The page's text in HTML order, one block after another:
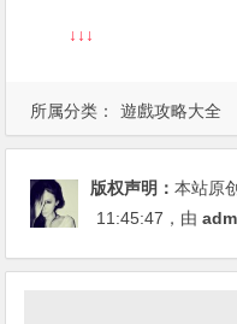
所属分类： 遊戲攻略大全
↓↓↓
版权声明：本站原
11:45:47 ，由